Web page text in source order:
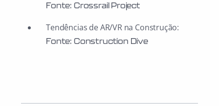
Fonte: Crossrail Project
Tendências de AR/VR na Construção:
Fonte: Construction Dive